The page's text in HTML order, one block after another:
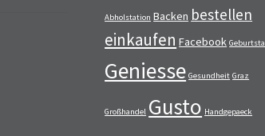
Abholstation Backen bestellen
einkaufen Facebook
Geniesse Gesundheit Graz
Großhandel Gusto Handgepaeck